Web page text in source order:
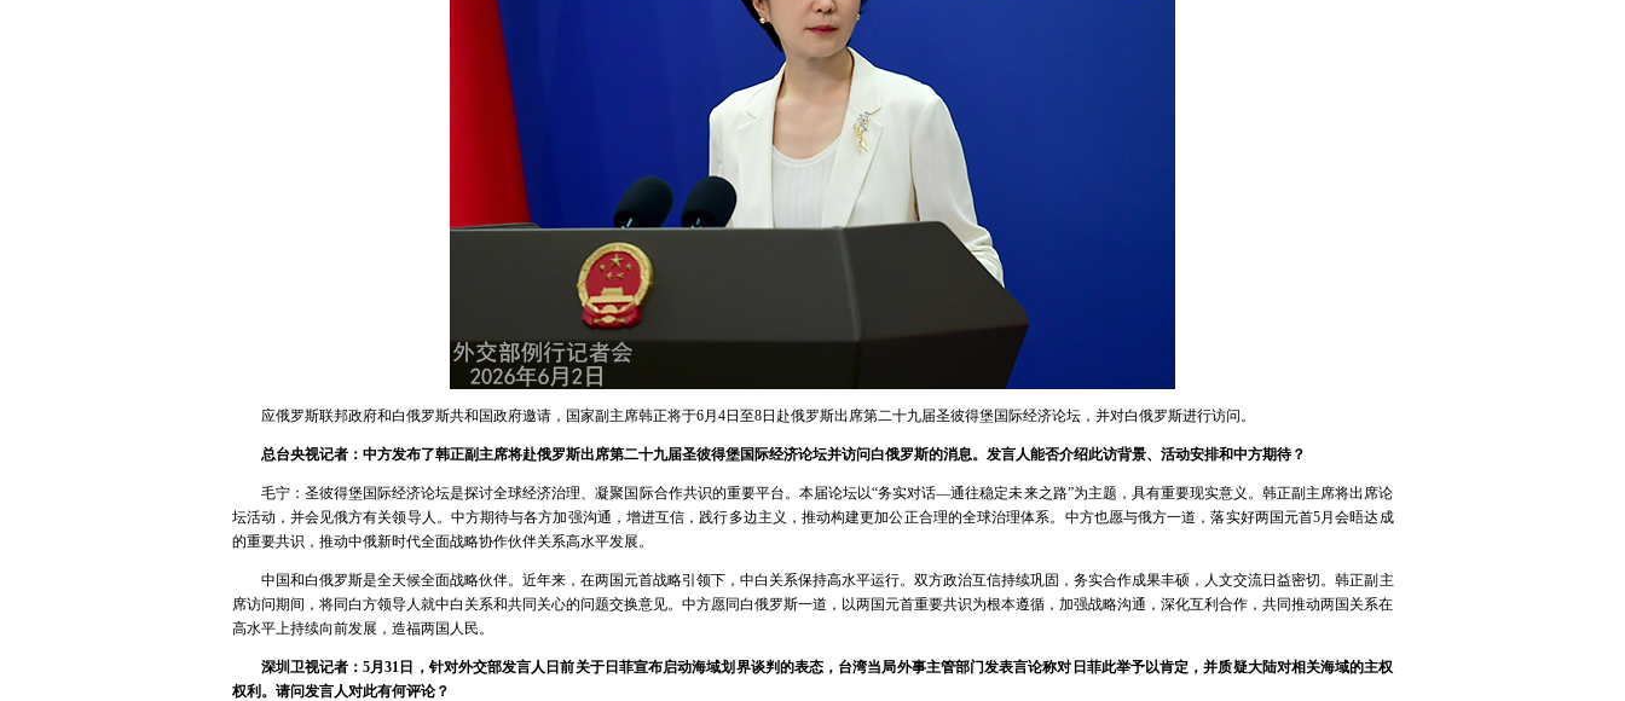
应俄罗斯联邦政府和白俄罗斯共和国政府邀请，国家副主席韩正将于6月4日至8日赴俄罗斯出席第二十九届圣彼得堡国际经济论坛，并对白俄罗斯进行访问。
总台央视记者：中方发布了韩正副主席将赴俄罗斯出席第二十九届圣彼得堡国际经济论坛并访问白俄罗斯的消息。发言人能否介绍此访背景、活动安排和中方期待？
毛宁：圣彼得堡国际经济论坛是探讨全球经济治理、凝聚国际合作共识的重要平台。本届论坛以“务实对话—通往稳定未来之路”为主题，具有重要现实意义。韩正副主席将出席论
坛活动，并会见俄方有关领导人。中方期待与各方加强沟通，增进互信，践行多边主义，推动构建更加公正合理的全球治理体系。中方也愿与俄方一道，落实好两国元首5月会晤达成
的重要共识，推动中俄新时代全面战略协作伙伴关系高水平发展。
中国和白俄罗斯是全天候全面战略伙伴。近年来，在两国元首战略引领下，中白关系保持高水平运行。双方政治互信持续巩固，务实合作成果丰硕，人文交流日益密切。韩正副主
席访问期间，将同白方领导人就中白关系和共同关心的问题交换意见。中方愿同白俄罗斯一道，以两国元首重要共识为根本遵循，加强战略沟通，深化互利合作，共同推动两国关系在
高水平上持续向前发展，造福两国人民。
深圳卫视记者：5月31日，针对外交部发言人日前关于日菲宣布启动海域划界谈判的表态，台湾当局外事主管部门发表言论称对日菲此举予以肯定，并质疑大陆对相关海域的主权
权利。请问发言人对此有何评论？